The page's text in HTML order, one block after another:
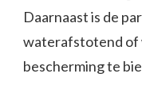
Daarnaast is de
waterafstotend of
bescherming te